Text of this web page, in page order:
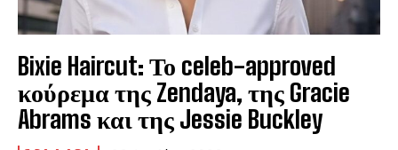
Bixie Haircut: Το celeb-approved
κούρεμα της Zendaya, της Gracie
Abrams και της Jessie Buckley